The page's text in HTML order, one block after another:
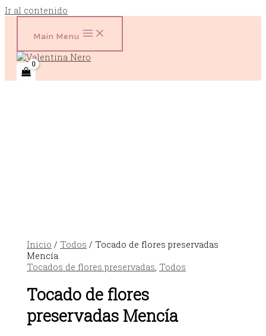
Ir al contenido
Main Menu
Inicio / Todos / Tocado de flores preservadas
Mencía
Tocados de flores preservadas Todos
Tocado de flores
preservadas Mencía